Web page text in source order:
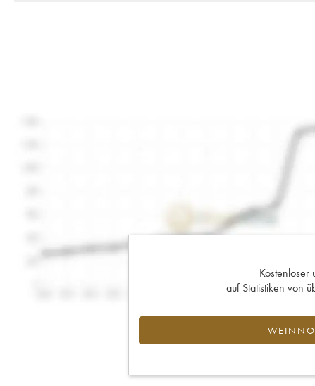
Kostenloser
auf Statistiken von